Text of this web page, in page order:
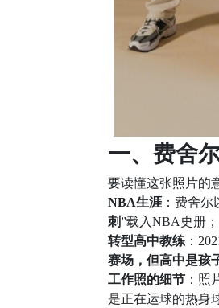
一、费舍
要读懂这张照片的
NBA生涯 ：费舍尔
刺”载入NBA史册
转型高中教练 ：
赛场，但高中是孩
工作照的细节 ：照
是正在运球的热身